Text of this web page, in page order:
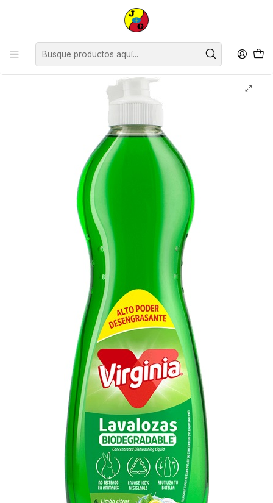
Disponible sólo Retiro en Tienda Osorno.
Baño y Cocina
Lavalozas Biodegradable Virginia Limón ( 3 x 500 ML )